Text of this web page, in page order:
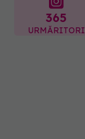
365
URMĂRITORI